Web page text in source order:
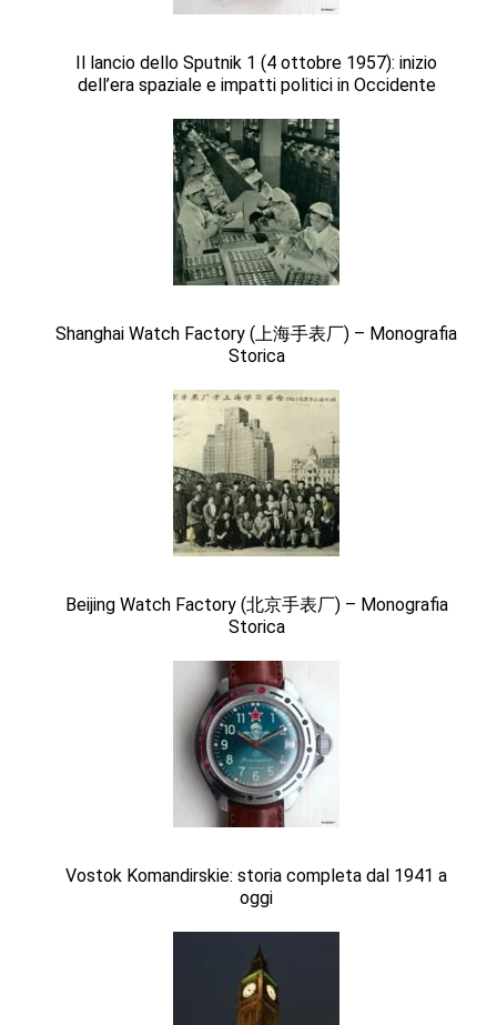
Il lancio dello Sputnik 1 (4 ottobre 1957): inizio
dell’era spaziale e impatti politici in Occidente
Shanghai Watch Factory (上海手表厂) – Monografia
Storica
Beijing Watch Factory (北京手表厂) – Monografia
Storica
Vostok Komandirskie: storia completa dal 1941 a
oggi